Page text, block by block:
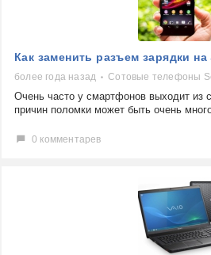
Как заменить разъем зарядки
более года назад Сотовые телефоны
Очень часто у смартфонов выходит из
причин поломки может быть очень
0 комментарев